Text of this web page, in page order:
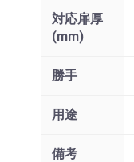
対応扉厚
(mm)
勝手
用途
備考